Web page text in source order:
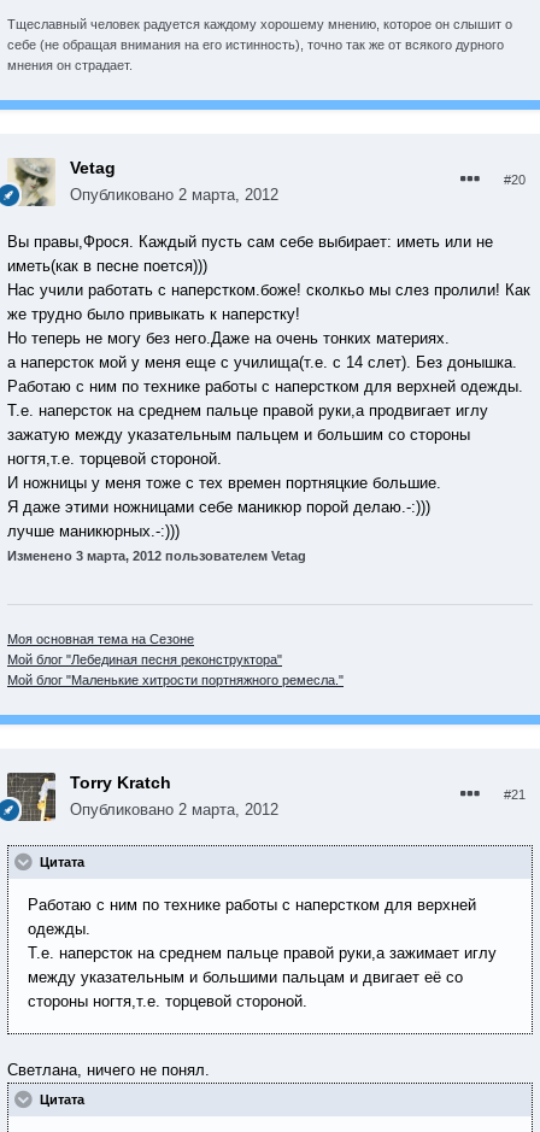
Тщеславный человек радуется каждому хорошему мнению, которое он слышит о
себе (не обращая внимания на его истинность), точно так же от всякого дурного
мнения он страдает.
Vetag
Опубликовано 2 марта, 2012
#20
Вы правы,Фрося. Каждый пусть сам себе выбирает: иметь или не
иметь(как в песне поется)))
Нас учили работать с наперстком.боже! сколкьо мы слез пролили! Как
же трудно было привыкать к наперстку!
Но теперь не могу без него.Даже на очень тонких материях.
а наперсток мой у меня еще с училища(т.е. с 14 слет). Без донышка.
Работаю с ним по технике работы с наперстком для верхней одежды.
Т.е. наперсток на среднем пальце правой руки,а продвигает иглу
зажатую между указательным пальцем и большим со стороны
ногтя,т.е. торцевой стороной.
И ножницы у меня тоже с тех времен портняцкие большие.
Я даже этими ножницами себе маникюр порой делаю.-:)))
лучше маникюрных.-:)))
Изменено 3 марта, 2012 пользователем Vetag
Моя основная тема на Сезоне
Мой блог "Лебединая песня реконструктора"
Мой блог "Маленькие хитрости портняжного ремесла."
Torry Kratch
Опубликовано 2 марта, 2012
#21
Цитата
Работаю с ним по технике работы с наперстком для верхней
одежды.
Т.е. наперсток на среднем пальце правой руки,а зажимает иглу
между указательным и большими пальцам и двигает её со
стороны ногтя,т.е. торцевой стороной.
Светлана, ничего не понял.
Цитата